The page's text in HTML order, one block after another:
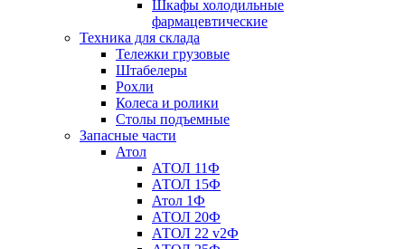
Шкафы холодильные
фармацевтические
Техника для склада
Тележки грузовые
Штабелеры
Рохли
Колеса и ролики
Столы подъемные
Запасные части
Атол
АТОЛ 11Ф
АТОЛ 15Ф
Атол 1Ф
АТОЛ 20Ф
АТОЛ 22 v2Ф